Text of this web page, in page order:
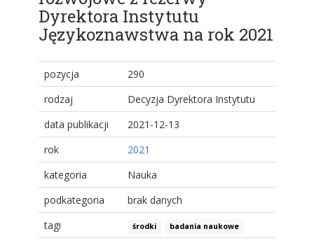
Dyrektora Instytutu
Językoznawstwa na rok 2021
pozycja
290
rodzaj
Decyzja Dyrektora Instytutu
data publikacji
2021-12-13
rok
2021
kategoria
Nauka
podkategoria
brak danych
tagi
środki badania naukowe